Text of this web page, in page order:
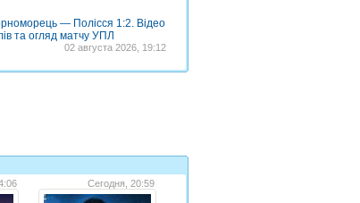
— Полісся 1:2. Відео
та огляд матчу УПЛ
02 августа 2026, 19:12
Сегодня, 20:59